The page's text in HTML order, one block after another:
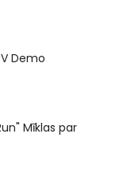
Demo
Mīklas par